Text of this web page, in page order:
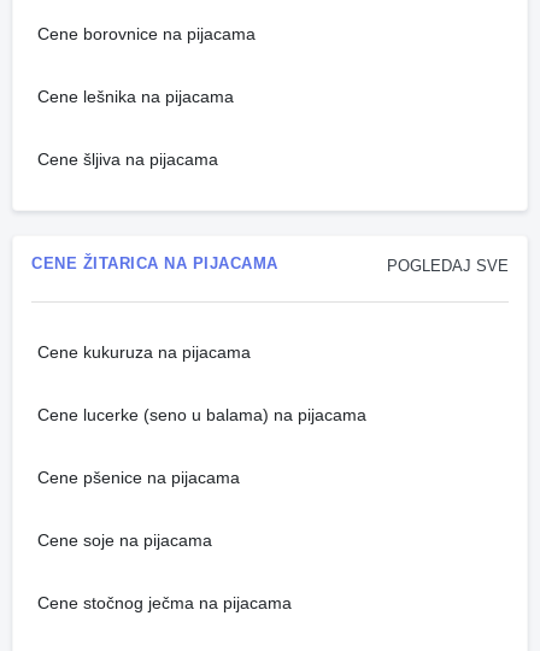
Cene borovnice na pijacama
Cene lešnika na pijacama
Cene šljiva na pijacama
POGLEDAJ SVE
CENE ŽITARICA NA PIJACAMA
Cene kukuruza na pijacama
Cene lucerke (seno u balama) na pijacama
Cene pšenice na pijacama
Cene soje na pijacama
Cene stočnog ječma na pijacama